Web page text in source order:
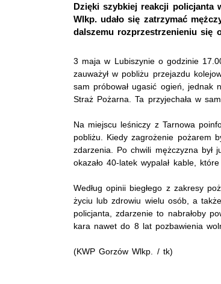
Dzięki szybkiej reakcji policjanta
Wlkp. udało się zatrzymać
dalszemu rozprzestrzenieniu się
3 maja w Lubiszynie o godzinie
zauważył w pobliżu przejazdu
sam próbował ugasić ogień, jednak
Straż Pożarna. Ta przyjechała w
Na miejscu leśniczy z Tarnowa
pobliżu. Kiedy zagrożenie pożarem
zdarzenia. Po chwili mężczyzna był
okazało 40-latek wypalał kable,
Według opinii biegłego z zakresy
życiu lub zdrowiu wielu osób, a
policjanta, zdarzenie to nabrałoby
kara nawet do 8 lat pozbawienia
(KWP Gorzów Wlkp. / tk)